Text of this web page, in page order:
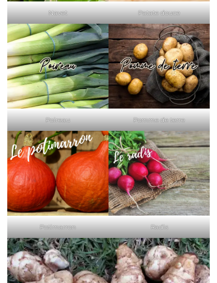
Navet Patate douce
Poireau Pomme de terre
Potimarron Radis